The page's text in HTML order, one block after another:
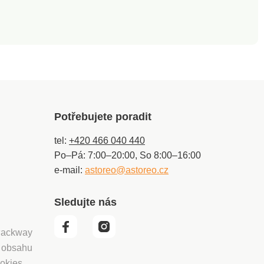
Potřebujete poradit
tel: +420 466 040 440
Po–Pá: 7:00–20:00, So 8:00–16:00
e-mail: astoreo@astoreo.cz
Sledujte nás